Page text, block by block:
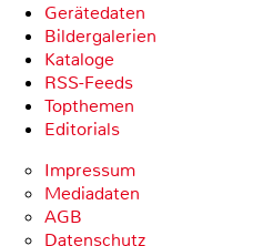
Gerätedaten
Bildergalerien
Kataloge
RSS-Feeds
Topthemen
Editorials
Impressum
Mediadaten
AGB
Datenschutz